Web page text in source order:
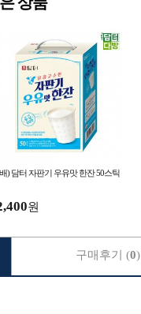
) 담터 자판기 우유맛 한잔 50스틱
원
구매후기 (0)